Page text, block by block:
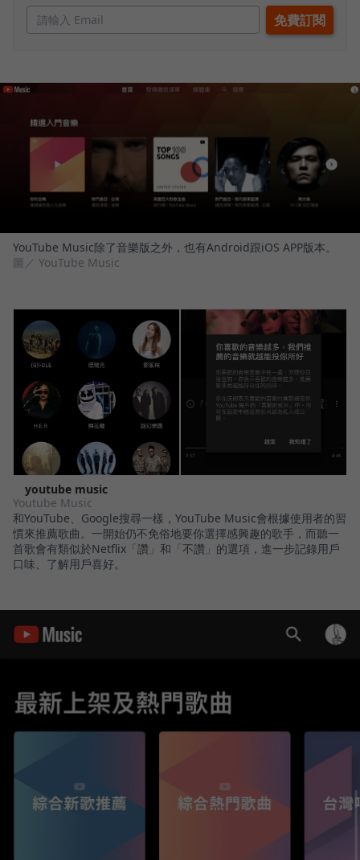
YouTube Music除了音樂版之外，也有Android跟iOS APP版本。
圖／ YouTube Music
youtube music
Youtube Music
和YouTube、Google搜尋一樣，YouTube Music會根據使用者的習
慣來推薦歌曲。一開始仍不免俗地要你選擇感興趣的歌手，而聽一
首歌會有類似於Netflix「讚」和「不讚」的選項，進一步記錄用戶
口味、了解用戶喜好。